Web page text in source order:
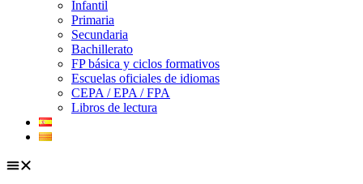
Infantil
Primaria
Secundaria
Bachillerato
FP básica y ciclos formativos
Escuelas oficiales de idiomas
CEPA / EPA / FPA
Libros de lectura